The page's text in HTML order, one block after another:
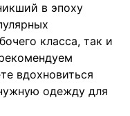
в эпоху
класса, так и
вдохновиться
одежду для